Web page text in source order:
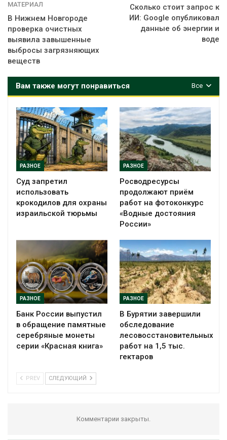
МАТЕРИАЛ
В Нижнем Новгороде
проверка очистных
выявила завышенные
выбросы загрязняющих
веществ
Сколько стоит запрос к
ИИ: Google опубликовал
данные об энергии и
воде
Все
Вам также могут понравиться
РАЗНОЕ
Суд запретил
использовать
крокодилов для охраны
израильской тюрьмы
РАЗНОЕ
Росводресурсы
продолжают приём
работ на фотоконкурс
«Водные достояния
России»
РАЗНОЕ
Банк России выпустил
в обращение памятные
серебряные монеты
серии «Красная книга»
РАЗНОЕ
В Бурятии завершили
обследование
лесовосстановительных
работ на 1,5 тыс.
гектаров
PREV СЛЕДУЮЩИЙ
Комментарии закрыты.